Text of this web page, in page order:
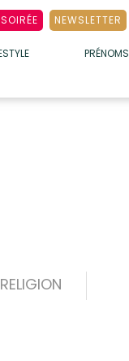
SOIRÉE NEWSLETTER
PRÉNOMS